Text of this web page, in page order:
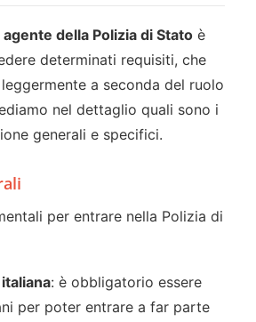
agente della Polizia di Stato è
determinati requisiti, che
a seconda del ruolo
nel dettaglio quali sono i
generali e specifici.
per entrare nella Polizia di
: è obbligatorio essere
per poter entrare a far parte